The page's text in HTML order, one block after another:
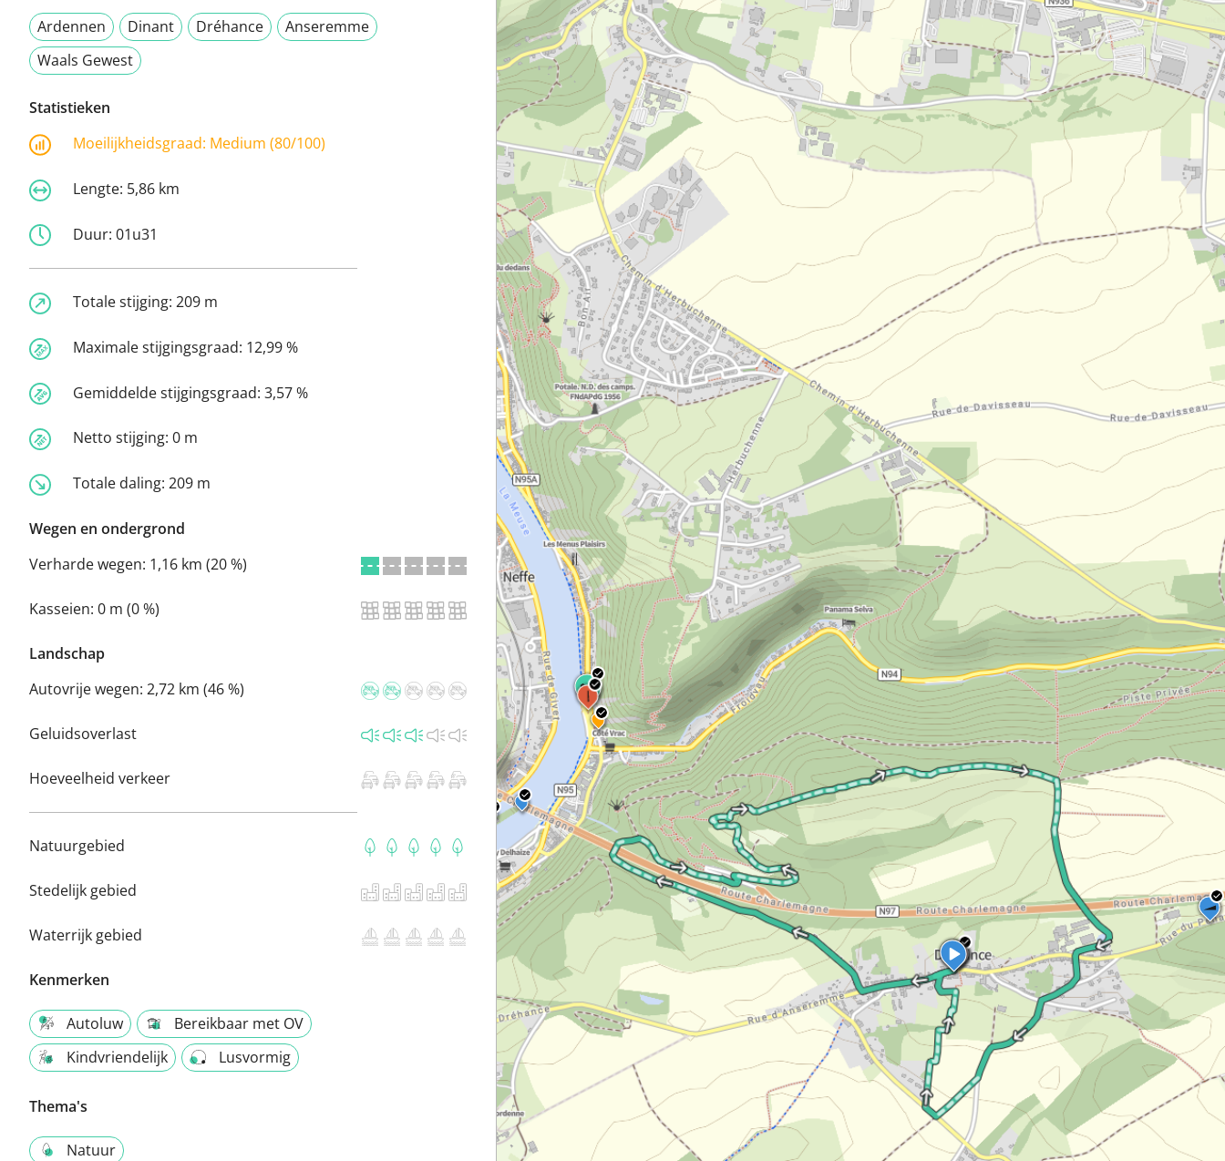
Ardennen
Dinant Dréhance
Anseremme
Waals Gewest
Statistieken
Moeilijkheidsgraad: Medium (80/100)
Lengte: 5,86 km
Duur: 01u31
Totale stijging: 209 m
Maximale stijgingsgraad: 12,99 %
Gemiddelde stijgingsgraad: 3,57 %
Netto stijging: 0 m
Totale daling: 209 m
Wegen en ondergrond
Verharde wegen: 1,16 km (20 %)
Kasseien: 0 m (0 %)
Landschap
Autovrije wegen: 2,72 km (46 %)
Geluidsoverlast
Hoeveelheid verkeer
Natuurgebied
Stedelijk gebied
Waterrijk gebied
Kenmerken
Autoluw
Bereikbaar met OV
Kindvriendelijk
Lusvormig
Thema's
Natuur